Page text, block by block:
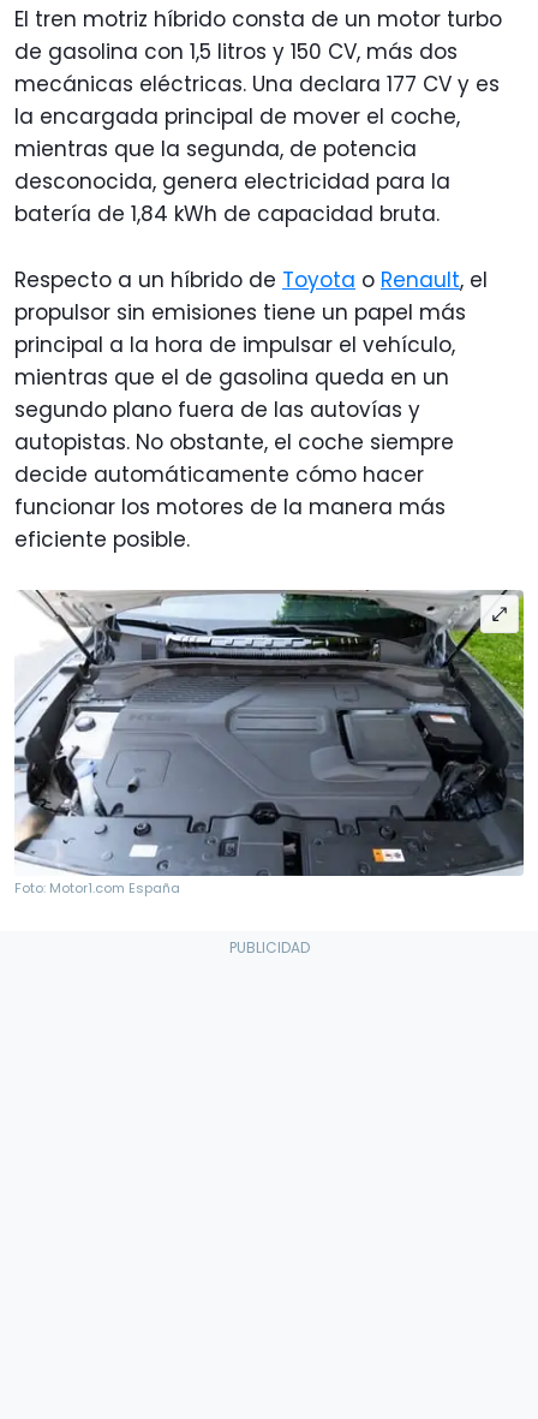
El tren motriz híbrido consta de un motor turbo
de gasolina con 1,5 litros y 150 CV, más dos
mecánicas eléctricas. Una declara 177 CV y es
la encargada principal de mover el coche,
mientras que la segunda, de potencia
desconocida, genera electricidad para la
batería de 1,84 kWh de capacidad bruta.
Respecto a un híbrido de Toyota o Renault, el
propulsor sin emisiones tiene un papel más
principal a la hora de impulsar el vehículo,
mientras que el de gasolina queda en un
segundo plano fuera de las autovías y
autopistas. No obstante, el coche siempre
decide automáticamente cómo hacer
funcionar los motores de la manera más
eficiente posible.
Foto: Motor1.com España